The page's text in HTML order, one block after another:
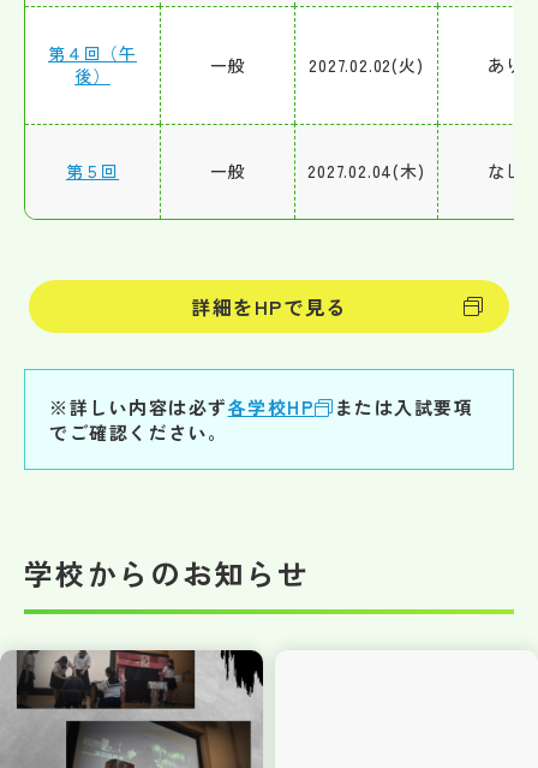
第４回（午
後）
一般 2027.02.02(火) あり
第５回 一般 2027.02.04(木) なし
詳細をHPで見る
※詳しい内容は必ず各学校HP
または入試要項
でご確認ください。
学校からのお知らせ